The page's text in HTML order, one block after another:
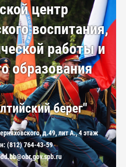
центр
воспитания,
работы и
образования
берег"
д.49, лит А., 4 этаж
(812) 764-43-59